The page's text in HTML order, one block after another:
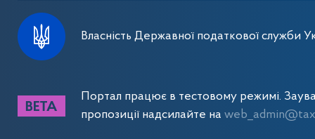
Власність Державної податкової служби
Портал працює в тестовому режимі.
пропозиції надсилайте на